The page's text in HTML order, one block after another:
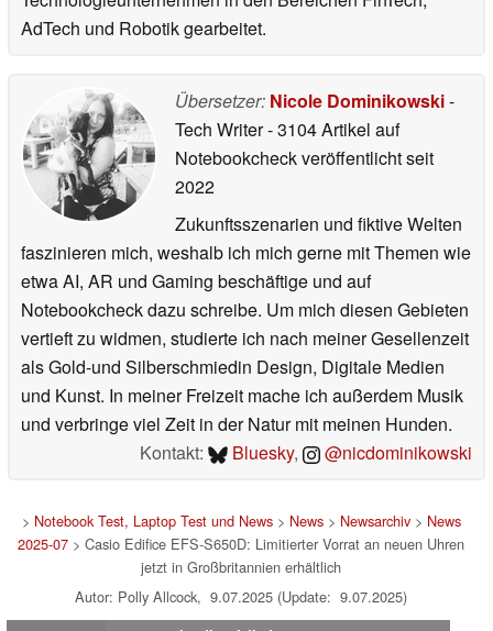
AdTech und Robotik gearbeitet.
Übersetzer: Nicole Dominikowski-
Tech Writer- 3104 Artikel auf
Notebookcheck veröffentlichtseit
2022
Zukunftsszenarien und fiktive Welten
faszinieren mich, weshalb ich mich gerne mit Themen wie
etwa AI, AR und Gaming beschäftige und auf
Notebookcheck dazu schreibe. Um mich diesen Gebieten
vertieft zu widmen, studierte ich nach meiner Gesellenzeit
als Gold-und Silberschmiedin Design, Digitale Medien
und Kunst. In meiner Freizeit mache ich außerdem Musik
und verbringe viel Zeit in der Natur mit meinen Hunden.
Kontakt:
Bluesky, @nicdominikowski
> Notebook Test, Laptop Test und News> News> Newsarchiv> News
2025-07 > Casio Edifice EFS-S650D: Limitierter Vorrat an neuen Uhren
jetzt in Großbritannien erhältlich
Autor: Polly Allcock, 9.07.2025 (Update: 9.07.2025)